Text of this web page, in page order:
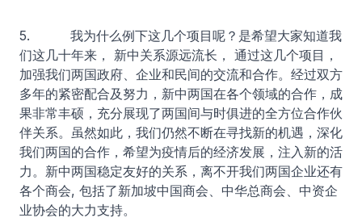
5. 我为什么例下这几个项目呢？是希望大家知道我
们这几十年来， 新中关系源远流长， 通过这几个项目，
加强我们两国政府、企业和民间的交流和合作。经过双方
多年的紧密配合及努力，新中两国在各个领域的合作，成
果非常丰硕，充分展现了两国间与时俱进的全方位合作伙
伴关系。虽然如此，我们仍然不断在寻找新的机遇，深化
我们两国的合作，希望为疫情后的经济发展，注入新的活
力。新中两国稳定友好的关系，离不开我们两国企业还有
各个商会, 包括了新加坡中国商会、中华总商会、中资企
业协会的大力支持。